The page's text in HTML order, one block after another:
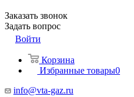
Заказать звонок
Задать вопрос
Войти
Корзина
Избранные товары0
info@vta-gaz.ru